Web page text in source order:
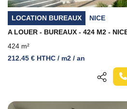
LOCATION BUREAUX
NICE
A LOUER - BUREAUX - 424 M2 -
424 m²
212.45 € HTHC / m2 / an